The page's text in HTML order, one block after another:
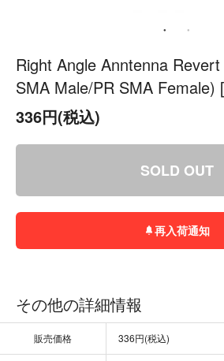
Right Angle Anntenna
SMA Male/PR SMA Female)
336円(税込)
SOLD OUT
再入荷通知
その他の詳細情報
販売価格 336円(税込)